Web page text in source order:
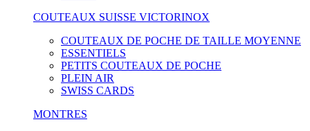
COUTEAUX SUISSE VICTORINOX
COUTEAUX DE POCHE DE TAILLE MOYENNE
ESSENTIELS
PETITS COUTEAUX DE POCHE
PLEIN AIR
SWISS CARDS
MONTRES